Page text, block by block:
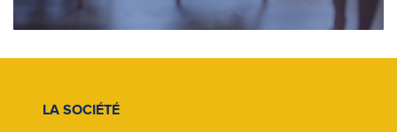
LA SOCIÉTÉ